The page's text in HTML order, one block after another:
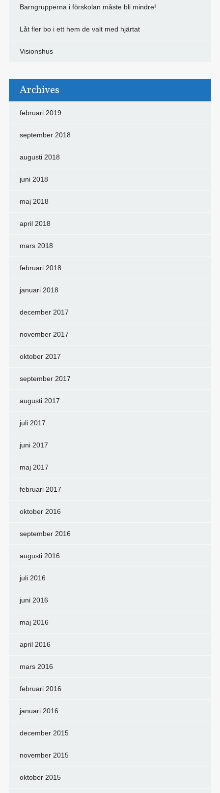
Barngrupperna i förskolan måste bli mindre!
Låt fler bo i ett hem de valt med hjärtat
Visionshus
Archives
februari 2019
september 2018
augusti 2018
juni 2018
maj 2018
april 2018
mars 2018
februari 2018
januari 2018
december 2017
november 2017
oktober 2017
september 2017
augusti 2017
juli 2017
juni 2017
maj 2017
februari 2017
oktober 2016
september 2016
augusti 2016
juli 2016
juni 2016
maj 2016
april 2016
mars 2016
februari 2016
januari 2016
december 2015
november 2015
oktober 2015